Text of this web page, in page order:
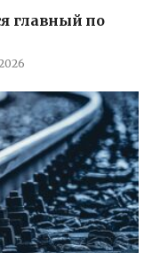
главный по